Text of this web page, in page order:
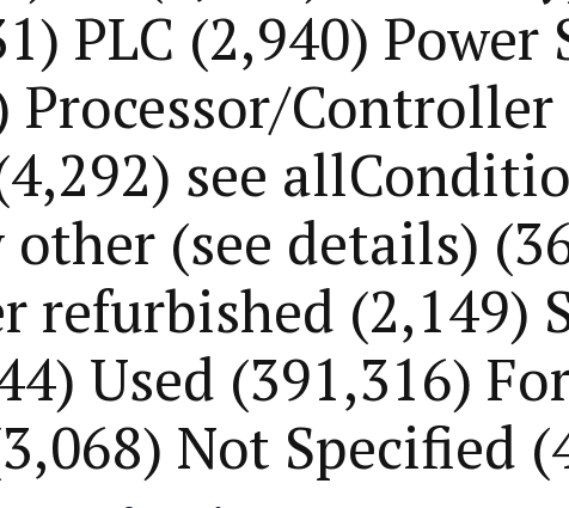
PLC (2,940) Power
Processor/Controller
see
other (see details)
refurbished (2,149)
Used (391,316)
Not Specified